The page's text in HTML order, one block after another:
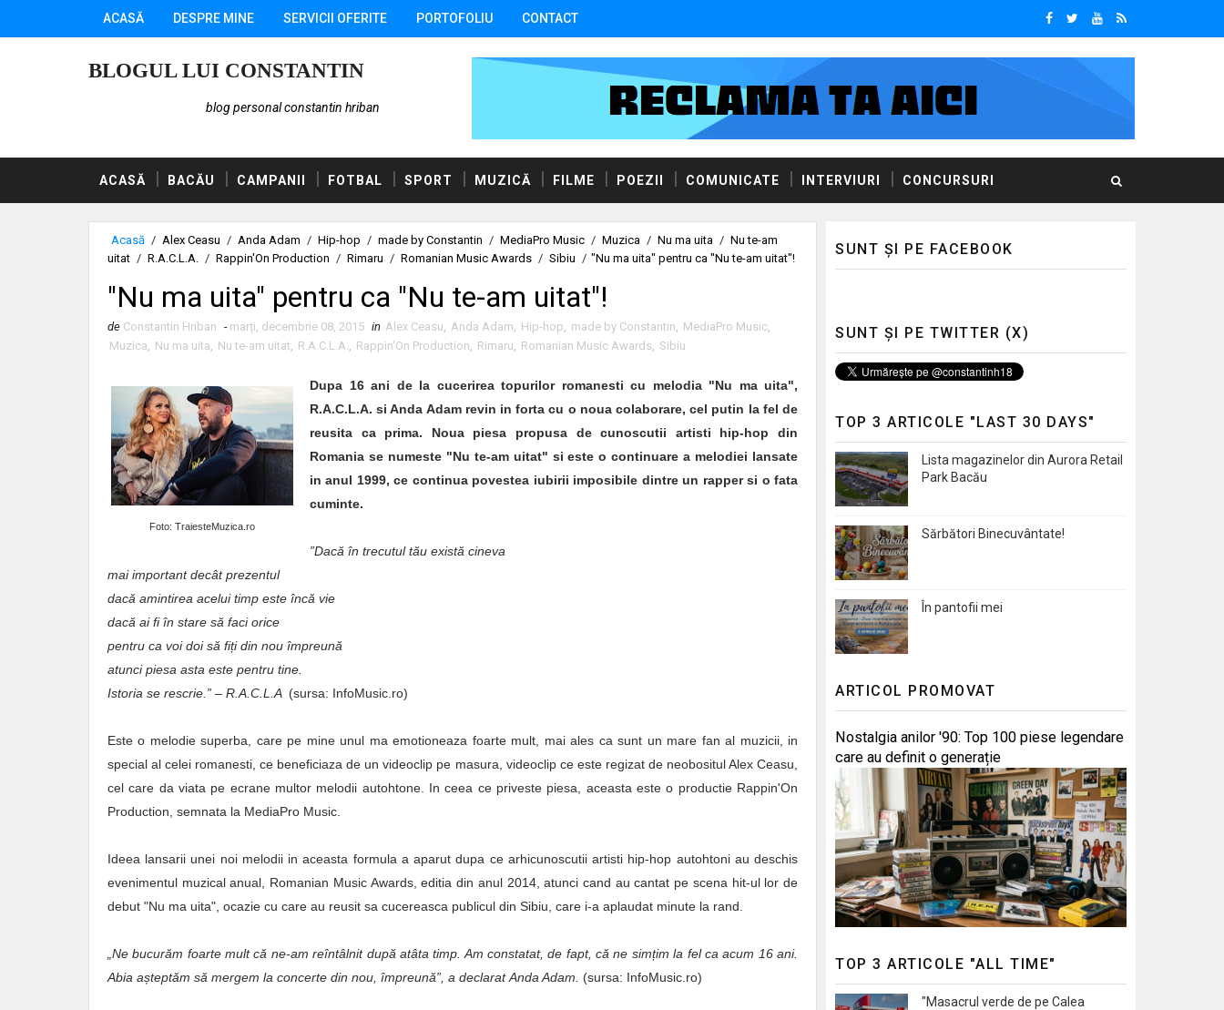
ACASĂ DESPRE MINE SERVICII OFERITE PORTOFOLIU CONTACT
BLOGUL LUI CONSTANTIN
blog personal constantin hriban
ACASĂ BACĂU CAMPANII FOTBAL SPORT MUZICĂ FILME POEZII COMUNICATE INTERVIURI CONCURSURI
Acasă / Alex Ceasu / Anda Adam / Hip-hop / made by Constantin / MediaPro Music / Muzica / Nu ma uita / Nu te-am
uitat / R.A.C.L.A. / Rappin'On Production / Rimaru / Romanian Music Awards / Sibiu / "Nu ma uita" pentru ca "Nu te-am uitat"!
"Nu ma uita" pentru ca "Nu te-am uitat"!
de Constantin Hriban - marți, decembrie 08, 2015 in Alex Ceasu, Anda Adam, Hip-hop, made by Constantin, MediaPro Music,
Muzica, Nu ma uita, Nu te-am uitat, R.A.C.L.A., Rappin'On Production, Rimaru, Romanian Music Awards, Sibiu
Foto: TraiesteMuzica.ro
Dupa 16 ani de la cucerirea topurilor romanesti cu melodia "Nu ma uita",
R.A.C.L.A. si Anda Adam revin in forta cu o noua colaborare, cel putin la fel de
reusita ca prima. Noua piesa propusa de cunoscutii artisti hip-hop din
Romania se numeste "Nu te-am uitat" si este o continuare a melodiei lansate
in anul 1999, ce continua povestea iubirii imposibile dintre un rapper si o fata
cuminte.
”Dacă în trecutul tău există cineva
mai important decât prezentul
dacă amintirea acelui timp este încă vie
dacă ai fi în stare să faci orice
pentru ca voi doi să fiți din nou împreună
atunci piesa asta este pentru tine.
Istoria se rescrie.” – R.A.C.L.A (sursa: InfoMusic.ro)
Este o melodie superba, care pe mine unul ma emotioneaza foarte mult, mai ales ca sunt un mare fan al muzicii, in
special al celei romanesti, ce beneficiaza de un videoclip pe masura, videoclip ce este regizat de neobositul Alex Ceasu,
cel care da viata pe ecrane multor melodii autohtone. In ceea ce priveste piesa, aceasta este o productie Rappin'On
Production, semnata la MediaPro Music.
Ideea lansarii unei noi melodii in aceasta formula a aparut dupa ce arhicunoscutii artisti hip-hop autohtoni au deschis
evenimentul muzical anual, Romanian Music Awards, editia din anul 2014, atunci cand au cantat pe scena hit-ul lor de
debut "Nu ma uita", ocazie cu care au reusit sa cucereasca publicul din Sibiu, care i-a aplaudat minute la rand.
„Ne bucurăm foarte mult că ne-am reîntâlnit după atâta timp. Am constatat, de fapt, că ne simțim la fel ca acum 16 ani.
Abia așteptăm să mergem la concerte din nou, împreună”, a declarat Anda Adam. (sursa: InfoMusic.ro)
SUNT ȘI PE FACEBOOK
SUNT ȘI PE TWITTER (X)
TOP 3 ARTICOLE "LAST 30 DAYS"
Lista magazinelor din Aurora Retail
Park Bacău
Sărbători Binecuvântate!
În pantofii mei
ARTICOL PROMOVAT
Nostalgia anilor '90: Top 100 piese legendare
care au definit o generație
TOP 3 ARTICOLE "ALL TIME"
"Masacrul verde de pe Calea